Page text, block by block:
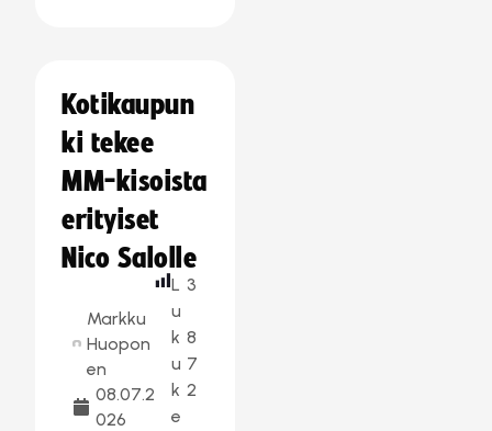
Kotikaupun
ki tekee
MM-kisoista
erityiset
Nico Salolle
Markku
Huopon
en
08.07.2
026
L
u
k
u
k
e
3
8
7
2